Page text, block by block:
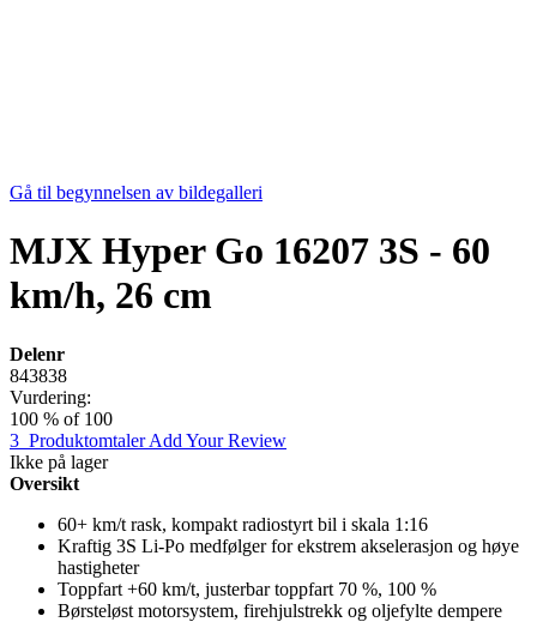
Gå til begynnelsen av bildegalleri
MJX Hyper Go 16207 3S - 60
km/h, 26 cm
Delenr
843838
Vurdering:
100 % of 100
3 ProduktomtalerAdd Your Review
Ikke på lager
Oversikt
60+ km/t rask, kompakt radiostyrt bil i skala 1:16
Kraftig 3S Li-Po medfølger for ekstrem akselerasjon og høye
hastigheter
Toppfart +60 km/t, justerbar toppfart 70 %, 100 %
Børsteløst motorsystem, firehjulstrekk og oljefylte dempere